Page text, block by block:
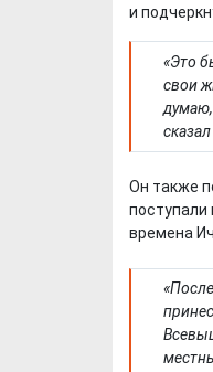
и
«Это
свои
думаю,
Он также
поступали
времена